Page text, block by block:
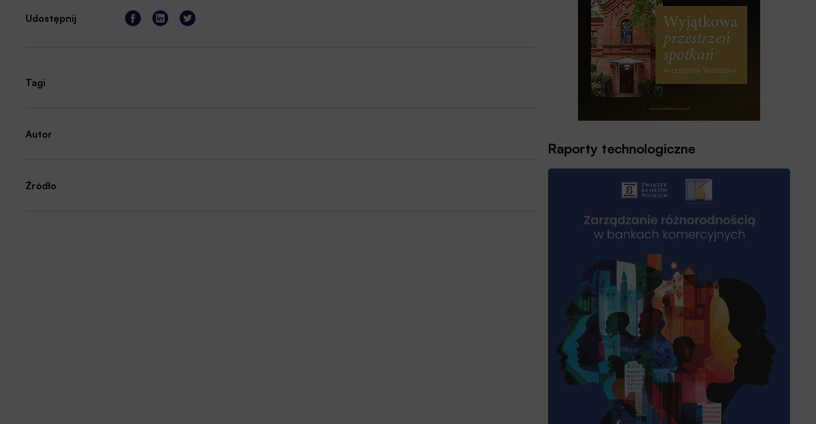
Udostępnij
Tagi
Autor
Źródło
Raporty technologiczne